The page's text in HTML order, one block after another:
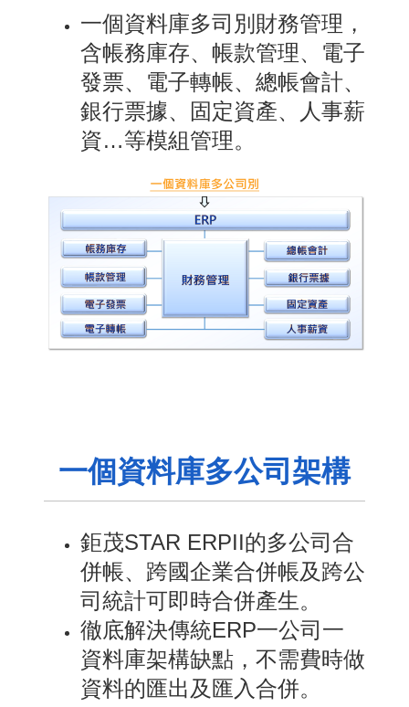
一個資料庫多司別財務管理，
含帳務庫存、帳款管理、電子
發票、電子轉帳、總帳會計、
銀行票據、固定資產、人事薪
資…等模組管理。
一個資料庫多公司架構
鉅茂STAR ERPII的多公司合
併帳、跨國企業合併帳及跨公
司統計可即時合併產生。
徹底解決傳統ERP一公司一
資料庫架構缺點，不需費時做
資料的匯出及匯入合併。